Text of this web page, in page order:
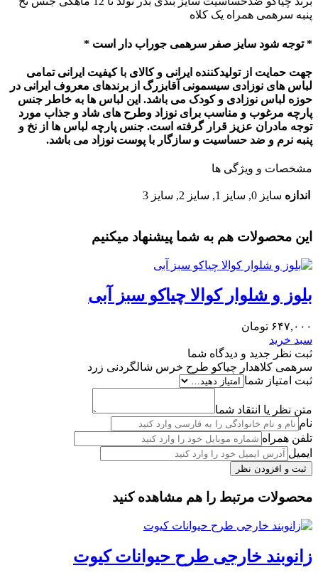
پنبه سرهمی همراه یک کلاه
* توجه شود سایز صفر سرهمی جوراب دار است *
جهت حمایت از تولیدکننده ایرانی و کالای با کیفیت ایرانی تمامی
لباس های نوزادی سیسمونی آقابزرگ از برندهای معروف ایرانی در
حوزه لباس نوزادی و کودک می باشد. این لباس ها به خاطر جنس
پارچه مرغوب و مناسب برای نوزاد وطرح های شاد و جذاب مورد
توجه مادران عزیز قرار گرفته است. جنس پارچه لباس ها از نخ و
پنبه نرم و ضد حساسیت و سازگار با پوست نوزاد می باشد.
مشخصات و ویژگی ها
اندازه سایز 0, سایز 1, سایز 2, سایز 3
این محصولات هم به شما پیشنهاد میکنیم
بلوز و شلوار کوالا چیاکو سبز آبی
۶۴۷,۰۰۰ تومان
سبد خرید
ثبت نظر جدید و دیدگاه شما
سرهمی کلاهدار چیاکو طرح خرس شالگردنی زرد
ثبت امتیاز شما
متن نظر یا انتقاد شما
نام
تلفن همراه
ایمیل
محصولات مرتبط را هم مشاهده کنید
زانوبند خارجی طرح حیوانات کیوت